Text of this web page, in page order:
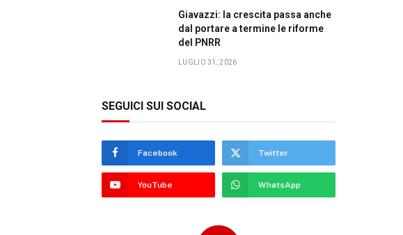
Giavazzi: la crescita passa anche
dal portare a termine le riforme
del PNRR
LUGLIO 31, 2026
SEGUICI SUI SOCIAL
Facebook Twitter
YouTube WhatsApp